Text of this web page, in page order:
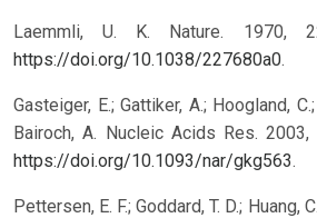
Laemmli, U. K. Nature. 1970,
https://doi.org/10.1038/227680a0.
Gasteiger, E.; Gattiker, A.; Hoogland,
Bairoch, A. Nucleic Acids Res.
https://doi.org/10.1093/nar/gkg563.
Pettersen, E. F.; Goddard, T. D.; Huang,